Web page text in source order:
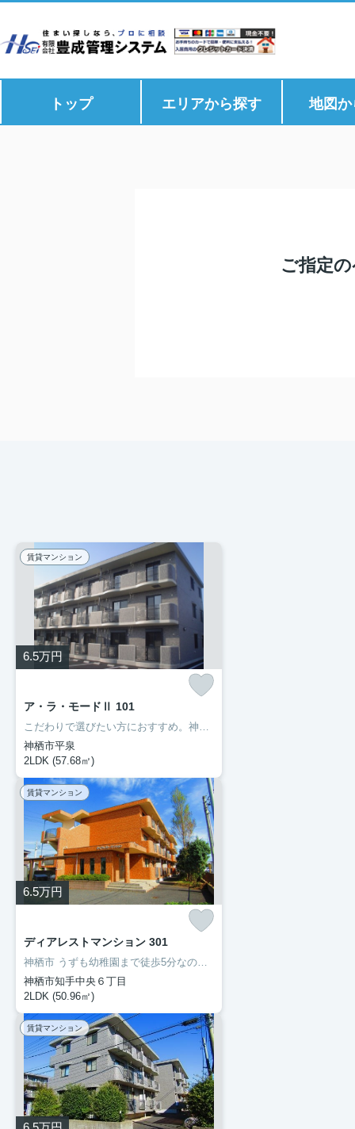
トップ エリアから探す 地図
ご指定
賃貸マンション
6.5万円
ア・ラ・モードⅡ 101
こだわりで選びたい方におすすめ。神栖市エリアで住まいをお探しなら「ア・ラ・モードⅡ」。室内設備はBS・エアコン・ネット使用料不要など充実した設備を備え付けています。初期費用をカードでお支払いいただけるので、カードで決済したい方にもおすすめです。住まいを探すにあたって、神栖市へお引っ越しを検討しているのであれば、豊成管理システムにお任せください。
神栖市平泉
2LDK (57.68㎡)
賃貸マンション
6.5万円
ディアレストマンション 301
神栖市 うずも幼稚園まで徒歩5分なので、送り迎えも楽です。ネットの回線を導入しています、パソコンが使えて暮らしに嬉しい。転居先に住み心地も良いこちらの賃貸物件。充実した新生活を過ごしましょう。豊成管理システムは長年、神栖市を中心にお部屋探しをサポートして参りましたので、お部屋探しには自信があります。
神栖市知手中央６丁目
2LDK (50.96㎡)
賃貸マンション